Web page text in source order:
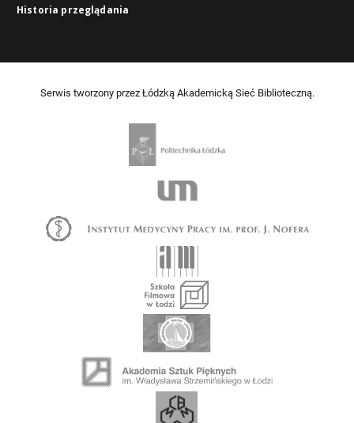
Historia przeglądania
Serwis tworzony przez Łódzką Akademicką Sieć Biblioteczną.